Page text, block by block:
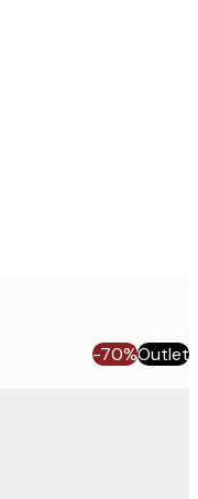
-70%Outlet